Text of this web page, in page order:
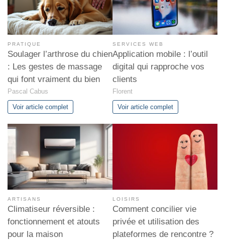
PRATIQUE
Soulager l’arthrose du chien
: Les gestes de massage
qui font vraiment du bien
Pascal Cabus
Voir article complet
SERVICES WEB
Application mobile : l’outil
digital qui rapproche vos
clients
Florent
Voir article complet
ARTISANS
Climatiseur réversible :
fonctionnement et atouts
pour la maison
LOISIRS
Comment concilier vie
privée et utilisation des
plateformes de rencontre ?